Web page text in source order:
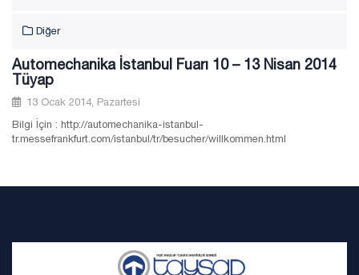
Diğer
Automechanika İstanbul Fuarı 10 – 13 Nisan 2014
Tüyap
13 Ocak 2014, Pazartesi
Bilgi İçin : http://automechanika-istanbul-
tr.messefrankfurt.com/istanbul/tr/besucher/willkommen.html